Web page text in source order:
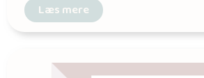
Læs mere